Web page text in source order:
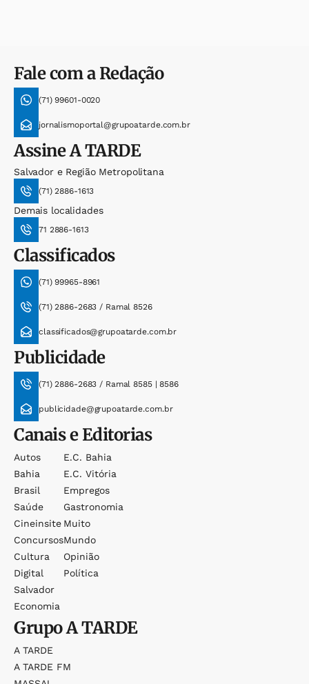
Fale com a Redação
(71) 99601-0020
jornalismoportal@grupoatarde.com.br
AssineA TARDE
Salvador e Região Metropolitana
(71) 2886-1613
Demais localidades
71 2886-1613
Classificados
(71) 99965-8961
(71) 2886-2683 / Ramal 8526
classificados@grupoatarde.com.br
Publicidade
(71) 2886-2683 / Ramal 8585 | 8586
publicidade@grupoatarde.com.br
Canais e Editorias
Autos
Bahia
Brasil
Saúde
Cineinsite
Concursos
Cultura
Digital
Salvador
Economia
E.c. Bahia
E.c. Vitória
Empregos
Gastronomia
Muito
Mundo
Opinião
Política
GrupoA TARDE
A TARDE
A TARDE FM